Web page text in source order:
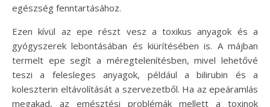
egészség fenntartásához.
Ezen kívül az epe részt vesz a toxikus anyagok és a
gyógyszerek lebontásában és kiürítésében is. A májban
termelt epe segít a méregtelenítésben, mivel lehetővé
teszi a felesleges anyagok, például a bilirubin és a
koleszterin eltávolítását a szervezetből. Ha az epeáramlás
megakad, az emésztési problémák mellett a toxinok